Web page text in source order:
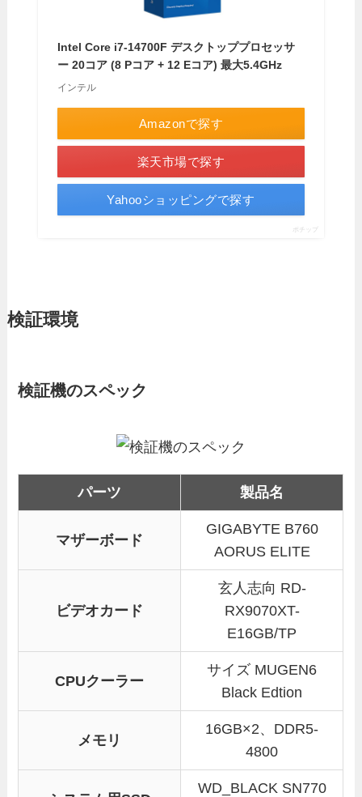
Intel Core i7-14700F デスクトッププロセッサ
ー 20コア (8 Pコア + 12 Eコア) 最大5.4GHz
インテル
Amazonで探す
楽天市場で探す
Yahooショッピングで探す
ポチップ
検証環境
検証機のスペック
パーツ 製品名
マザーボード
GIGABYTE B760
AORUS ELITE
ビデオカード
玄人志向 RD-
RX9070XT-
E16GB/TP
CPUクーラー
サイズ MUGEN6
Black Edtion
メモリ
16GB×2、DDR5-
4800
WD_BLACK SN770